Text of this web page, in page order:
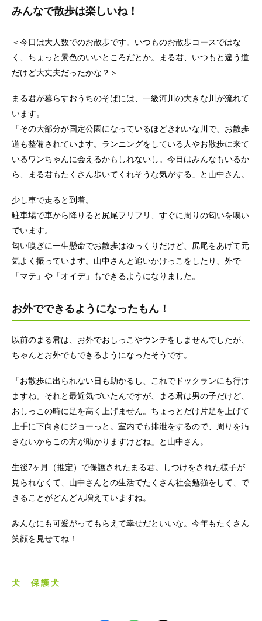
みんなで散歩は楽しいね！
＜今日は大人数でのお散歩です。いつものお散歩コースではな
く、ちょっと景色のいいところだとか。まる君、いつもと違う道
だけど大丈夫だったかな？＞
まる君が暮らすおうちのそばには、一級河川の大きな川が流れて
います。
「その大部分が国定公園になっているほどきれいな川で、お散歩
道も整備されています。ランニングをしている人やお散歩に来て
いるワンちゃんに会えるかもしれないし。今日はみんなもいるか
ら、まる君もたくさん歩いてくれそうな気がする」と山中さん。
少し車で走ると到着。
駐車場で車から降りると尻尾フリフリ、すぐに周りの匂いを嗅い
でいます。
匂い嗅ぎに一生懸命でお散歩はゆっくりだけど、尻尾をあげて元
気よく振っています。山中さんと追いかけっこをしたり、外で
「マテ」や「オイデ」もできるようになりました。
お外でできるようになったもん！
以前のまる君は、お外でおしっこやウンチをしませんでしたが、
ちゃんとお外でもできるようになったそうです。
「お散歩に出られない日も助かるし、これでドックランにも行け
ますね。それと最近気づいたんですが、まる君は男の子だけど、
おしっこの時に足を高く上げません。ちょっとだけ片足を上げて
上手に下向きにジョーっと。室内でも排泄をするので、周りを汚
さないからこの方が助かりますけどね」と山中さん。
生後7ヶ月（推定）で保護されたまる君。しつけをされた様子が
見られなくて、山中さんとの生活でたくさん社会勉強をして、で
きることがどんどん増えていますね。
みんなにも可愛がってもらえて幸せだといいな。今年もたくさん
笑顔を見せてね！
犬 保護犬